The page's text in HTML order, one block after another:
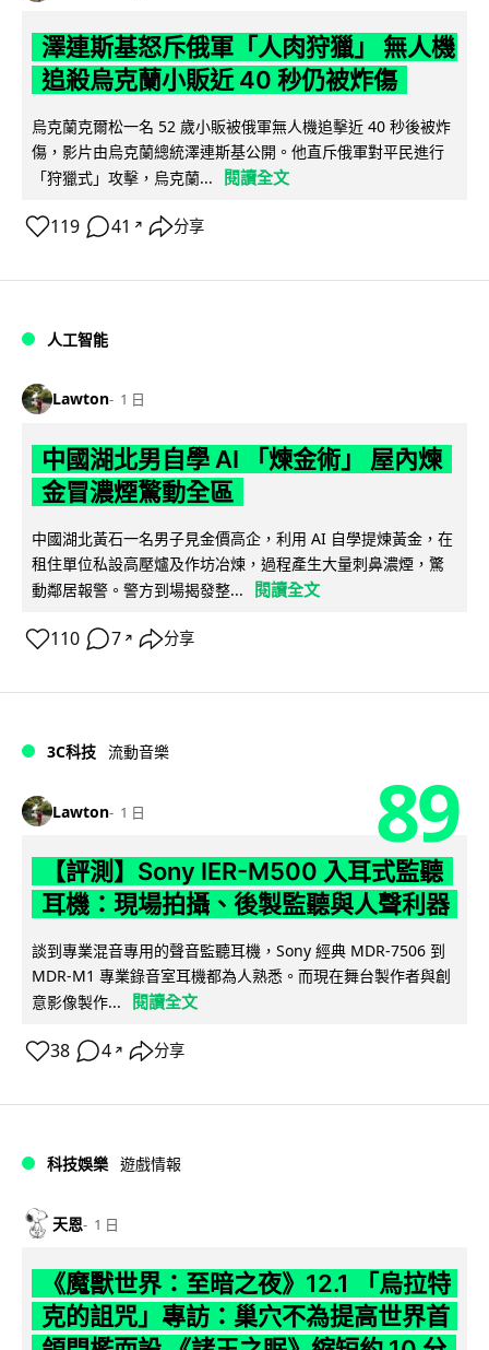
澤連斯基怒斥俄軍「人肉狩獵」 無人機
追殺烏克蘭小販近 40 秒仍被炸傷
烏克蘭克爾松一名 52 歲小販被俄軍無人機追擊近 40 秒後被炸
傷，影片由烏克蘭總統澤連斯基公開。他直斥俄軍對平民進行
「狩獵式」攻擊，烏克蘭...
閱讀全文
119 41 ↗ 分享
人工智能
Lawton 1 日
中國湖北男自學 AI 「煉金術」 屋內煉
金冒濃煙驚動全區
中國湖北黃石一名男子見金價高企，利用 AI 自學提煉黃金，在
租住單位私設高壓爐及作坊冶煉，過程產生大量刺鼻濃煙，驚
動鄰居報警。警方到場揭發整...
閱讀全文
110 7 ↗ 分享
3C科技 流動音樂
Lawton 1 日 89
【評測】Sony IER-M500 入耳式監聽
耳機：現場拍攝、後製監聽與人聲利器
談到專業混音專用的聲音監聽耳機，Sony 經典 MDR-7506 到
MDR-M1 專業錄音室耳機都為人熟悉。而現在舞台製作者與創
意影像製作...
閱讀全文
38 4 ↗ 分享
科技娛樂 遊戲情報
天恩 1 日
《魔獸世界：至暗之夜》12.1 「烏拉特
克的詛咒」專訪：巢穴不為提高世界首